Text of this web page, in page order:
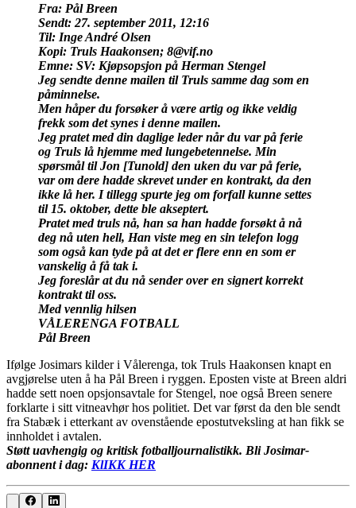
Fra: Pål Breen
Sendt: 27. september 2011, 12:16
Til: Inge André Olsen
Kopi: Truls Haakonsen; 8@vif.no
Emne: SV: Kjøpsopsjon på Herman Stengel
Jeg sendte denne mailen til Truls samme dag som en
påminnelse.
Men håper du forsøker å være artig og ikke veldig
frekk som det synes i denne mailen.
Jeg pratet med din daglige leder når du var på ferie
og Truls lå hjemme med lungebetennelse. Min
spørsmål til Jon [Tunold] den uken du var på ferie,
var om dere hadde skrevet under en kontrakt, da den
ikke lå her. I tillegg spurte jeg om forfall kunne settes
til 15. oktober, dette ble akseptert.
Pratet med truls nå, han sa han hadde forsøkt å nå
deg nå uten hell, Han viste meg en sin telefon logg
som også kan tyde på at det er flere enn en som er
vanskelig å få tak i.
Jeg foreslår at du nå sender over en signert korrekt
kontrakt til oss.
Med vennlig hilsen
VÅLERENGA FOTBALL
Pål Breen
Ifølge Josimars kilder i Vålerenga, tok Truls Haakonsen knapt en
avgjørelse uten å ha Pål Breen i ryggen. Eposten viste at Breen aldri
hadde sett noen opsjonsavtale for Stengel, noe også Breen senere
forklarte i sitt vitneavhør hos politiet. Det var først da den ble sendt
fra Stabæk i etterkant av ovenstående epostutveksling at han fikk se
innholdet i avtalen.
Støtt uavhengig og kritisk fotballjournalistikk. Bli Josimar-
abonnent i dag: KlIKK HER